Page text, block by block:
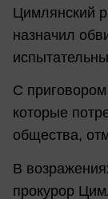
Цимлянский
назначил
С
которые
общества,
В
прокурор